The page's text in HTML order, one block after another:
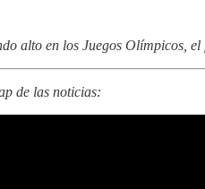
alto en los Juegos Olímpicos,
de las noticias: